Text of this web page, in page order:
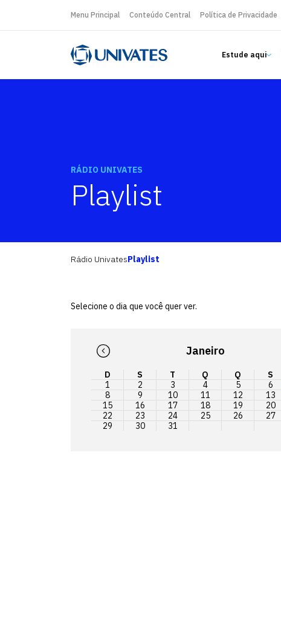
Menu Principal Conteúdo Central Política de Privacidade
Estude aqui
RÁDIO UNIVATES
Playlist
Rádio UnivatesPlaylist
Selecione o dia que você quer ver.
Janeiro
D S T Q Q S
1
2 3 4 5 6
8
9 10 11 12 13
15
16 17 18 19 20
22
23 24 25 26 27
29
30 31